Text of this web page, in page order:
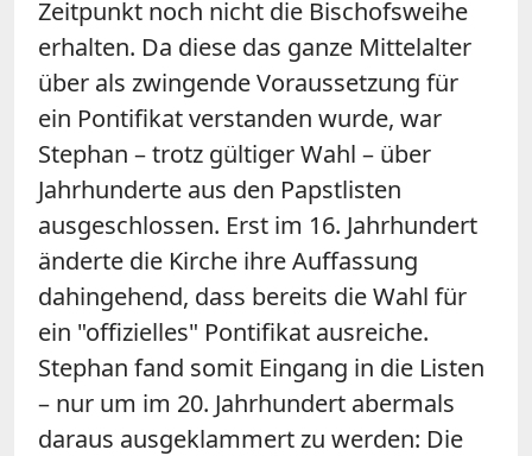
Zeitpunkt noch nicht die Bischofsweihe
erhalten. Da diese das ganze Mittelalter
über als zwingende Voraussetzung für
ein Pontifikat verstanden wurde, war
Stephan – trotz gültiger Wahl – über
Jahrhunderte aus den Papstlisten
ausgeschlossen. Erst im 16. Jahrhundert
änderte die Kirche ihre Auffassung
dahingehend, dass bereits die Wahl für
ein "offizielles" Pontifikat ausreiche.
Stephan fand somit Eingang in die Listen
– nur um im 20. Jahrhundert abermals
daraus ausgeklammert zu werden: Die